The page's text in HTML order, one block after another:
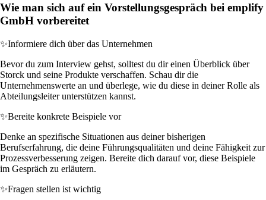
Wie man sich auf ein Vorstellungsgespräch bei emplify
GmbH vorbereitet
✨Informiere dich über das Unternehmen
Bevor du zum Interview gehst, solltest du dir einen Überblick über
Storck und seine Produkte verschaffen. Schau dir die
Unternehmenswerte an und überlege, wie du diese in deiner Rolle als
Abteilungsleiter unterstützen kannst.
✨Bereite konkrete Beispiele vor
Denke an spezifische Situationen aus deiner bisherigen
Berufserfahrung, die deine Führungsqualitäten und deine Fähigkeit zur
Prozessverbesserung zeigen. Bereite dich darauf vor, diese Beispiele
im Gespräch zu erläutern.
✨Fragen stellen ist wichtig